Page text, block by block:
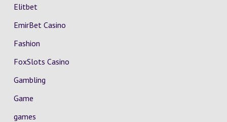
Elitbet
EmirBet Casino
Fashion
FoxSlots Casino
Gambling
Game
games